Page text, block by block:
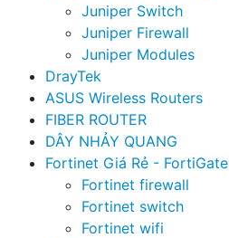
Juniper Switch
Juniper Firewall
Juniper Modules
DrayTek
ASUS Wireless Routers
FIBER ROUTER
DÂY NHẢY QUANG
Fortinet Giá Rẻ - FortiGate
Fortinet firewall
Fortinet switch
Fortinet wifi